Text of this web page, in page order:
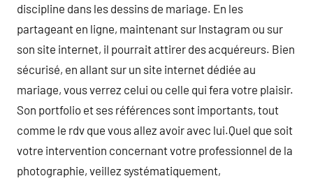
discipline dans les dessins de mariage. En les
partageant en ligne, maintenant sur Instagram ou sur
son site internet, il pourrait attirer des acquéreurs. Bien
sécurisé, en allant sur un site internet dédiée au
mariage, vous verrez celui ou celle qui fera votre plaisir.
Son portfolio et ses références sont importants, tout
comme le rdv que vous allez avoir avec lui.Quel que soit
votre intervention concernant votre professionnel de la
photographie, veillez systématiquement,